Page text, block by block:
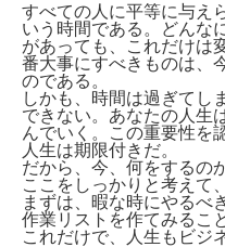
すべての人に平等に与え
いう時間である。どんな
があっても、これだけは
番大事にすべきものは、
のである。
しかも、時間は過ぎてし
できない。あなたの人生
んでいく。この重要性を
人生は期限付きだ。
だから、今、何をするの
ここをしっかりと考えて
まずは、暇な時にやるべ
作業リストを作てみるこ
これだけで、人生もビジ